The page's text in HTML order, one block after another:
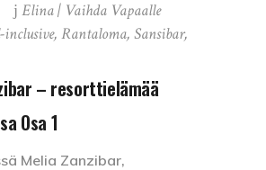
Elina | Vaihda Vapaalle
, Rantaloma, Sansibar,
– resorttielämää
Osa 1
Melia Zanzibar,